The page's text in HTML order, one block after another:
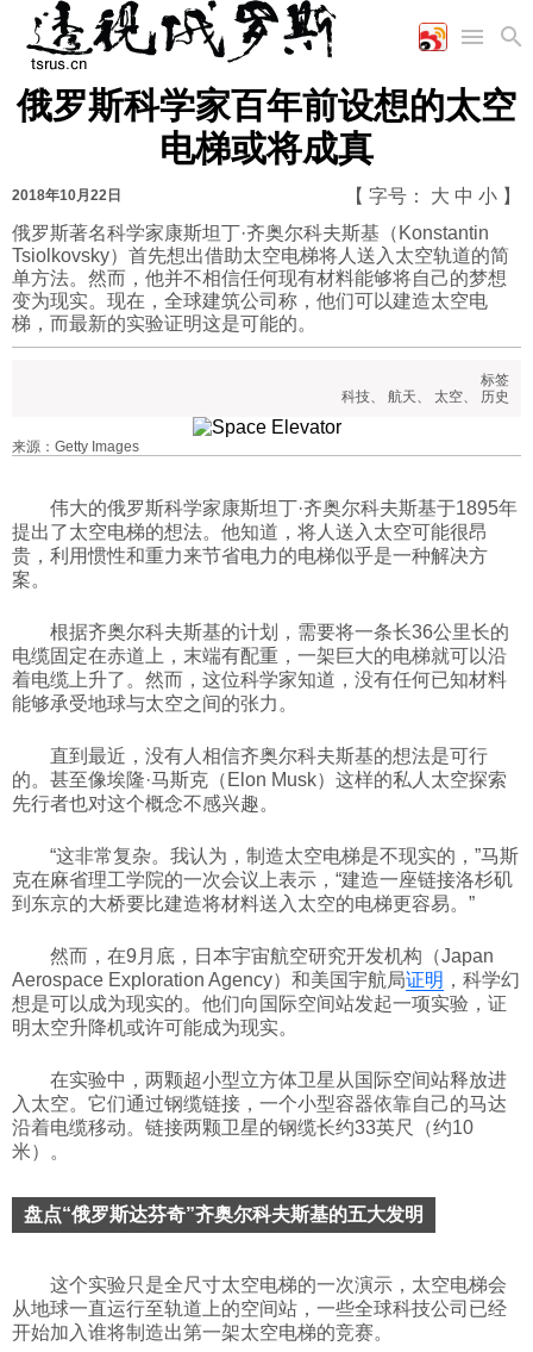
首页
国际
时政
军事
陆军
军事合作
经济
工业
能源
农业
科技
社会
文化
美食
娱乐
历史
体育
旅游
视听
漫画
视频
图表
俄罗斯科学家百年前设想的太空
电梯或将成真
2018年10月22日 【 字号： 大 中 小 】
俄罗斯著名科学家康斯坦丁·齐奥尔科夫斯基（Konstantin
Tsiolkovsky）首先想出借助太空电梯将人送入太空轨道的简
单方法。然而，他并不相信任何现有材料能够将自己的梦想
变为现实。现在，全球建筑公司称，他们可以建造太空电
梯，而最新的实验证明这是可能的。
标签
科技、 航天、 太空、 历史
来源：Getty Images
伟大的俄罗斯科学家康斯坦丁·齐奥尔科夫斯基于1895年
提出了太空电梯的想法。他知道，将人送入太空可能很昂
贵，利用惯性和重力来节省电力的电梯似乎是一种解决方
案。
根据齐奥尔科夫斯基的计划，需要将一条长36公里长的
电缆固定在赤道上，末端有配重，一架巨大的电梯就可以沿
着电缆上升了。然而，这位科学家知道，没有任何已知材料
能够承受地球与太空之间的张力。
直到最近，没有人相信齐奥尔科夫斯基的想法是可行
的。甚至像埃隆·马斯克（Elon Musk）这样的私人太空探索
先行者也对这个概念不感兴趣。
“这非常复杂。我认为，制造太空电梯是不现实的，”马斯
克在麻省理工学院的一次会议上表示，“建造一座链接洛杉矶
到东京的大桥要比建造将材料送入太空的电梯更容易。”
然而，在9月底，日本宇宙航空研究开发机构（Japan
Aerospace Exploration Agency）和美国宇航局证明 ，科学幻
想是可以成为现实的。他们向国际空间站发起一项实验，证
明太空升降机或许可能成为现实。
在实验中，两颗超小型立方体卫星从国际空间站释放进
入太空。它们通过钢缆链接，一个小型容器依靠自己的马达
沿着电缆移动。链接两颗卫星的钢缆长约33英尺（约10
米）。
盘点“俄罗斯达芬奇”齐奥尔科夫斯基的五大发明
这个实验只是全尺寸太空电梯的一次演示，太空电梯会
从地球一直运行至轨道上的空间站，一些全球科技公司已经
开始加入谁将制造出第一架太空电梯的竞赛。